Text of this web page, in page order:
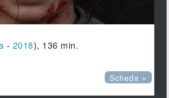
- 2018), 136 min.
Scheda »